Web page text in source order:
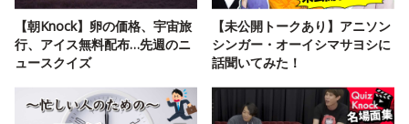
【朝Knock】卵の価格、宇宙旅
行、アイス無料配布…先週のニ
ュースクイズ
【未公開トークあり】アニソン
シンガー・オーイシマサヨシに
話聞いてみた！